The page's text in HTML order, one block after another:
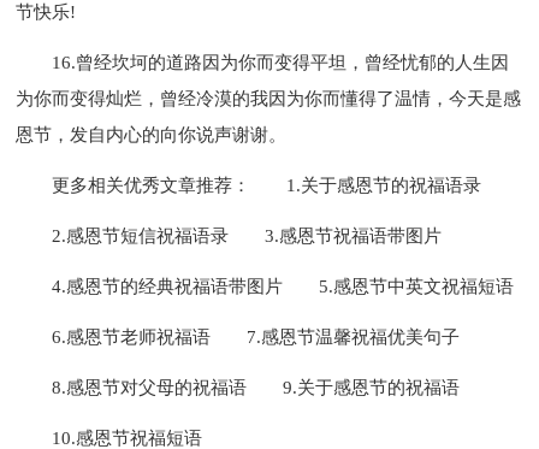
节快乐!
16.曾经坎坷的道路因为你而变得平坦，曾经忧郁的人生因
为你而变得灿烂，曾经冷漠的我因为你而懂得了温情，今天是感
恩节，发自内心的向你说声谢谢。
更多相关优秀文章推荐： 1.关于感恩节的祝福语录
2.感恩节短信祝福语录 3.感恩节祝福语带图片
4.感恩节的经典祝福语带图片 5.感恩节中英文祝福短语
6.感恩节老师祝福语 7.感恩节温馨祝福优美句子
8.感恩节对父母的祝福语 9.关于感恩节的祝福语
10.感恩节祝福短语